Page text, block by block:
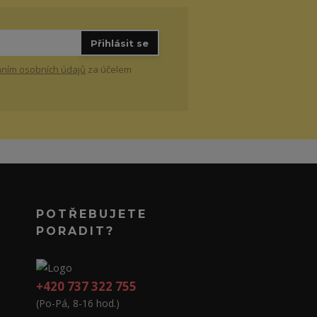
Přihlásit se
osobních údajů za účelem
POTŘEBUJETE
PORADIT?
+420 737 322 755
(Po-Pá, 8-16 hod.)